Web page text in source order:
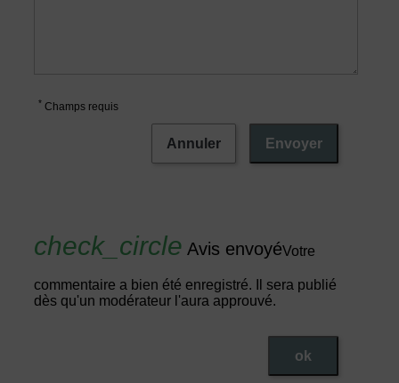
* Champs requis
Annuler Envoyer
Avis envoyéVotre
commentaire a bien été enregistré. Il sera publié
dès qu'un modérateur l'aura approuvé.
ok